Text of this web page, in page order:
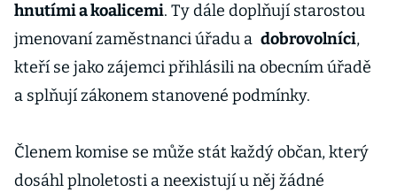
hnutími a koalicemi. Ty dále doplňují starostou
jmenovaní zaměstnanci úřadu a dobrovolníci,
kteří se jako zájemci přihlásili na obecním úřadě
a splňují zákonem stanovené podmínky.
Členem komise se může stát každý občan, který
dosáhl plnoletosti a neexistují u něj žádné